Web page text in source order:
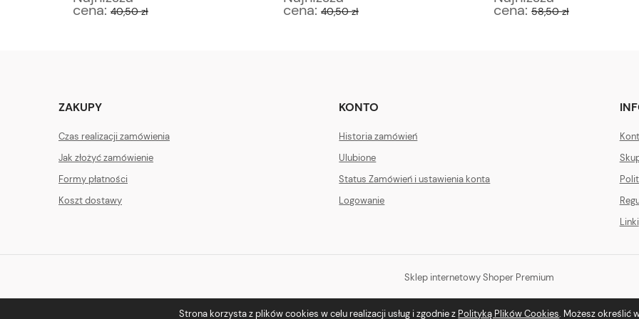
Strona korzysta z plików cookies w celu realizacji usług i zgodnie z Polityką Plików Cookies. Możesz określić
cena: 40,50 zł cena: 40,50 zł cena: 58,50 zł
ZAKUPY
Czas realizacji zamówienia
Jak złożyć zamówienie
Formy płatności
Koszt dostawy
KONTO
Historia zamówień
Ulubione
Status Zamówień i ustawienia konta
Logowanie
Linki
Sklep internetowy Shoper Premium